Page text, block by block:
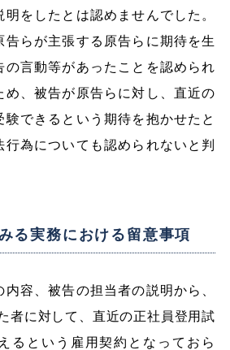
をしたとは認めませんでした。
告らが主張する原告らに期待を生
の言動等があったことを認められ
め、被告が原告らに対し、直近の
験できるという期待を抱かせたと
行為についても認められないと判
る実務における留意事項
容、被告の担当者の説明から、
者に対して、直近の正社員登用試
るという雇用契約となっておら